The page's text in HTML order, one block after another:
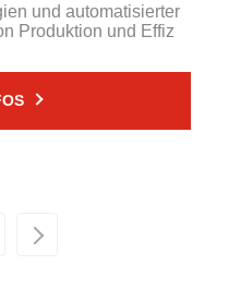
und automatisierter
Produktion und Effiz